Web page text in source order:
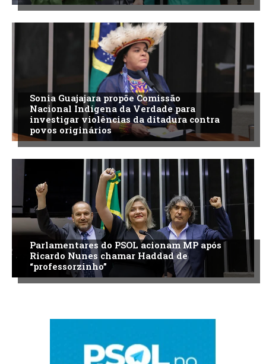
Sonia Guajajara propõe Comissão
Nacional Indígena da Verdade para
investigar violências da ditadura contra
povos originários
Parlamentares do PSOL acionam MP após
Ricardo Nunes chamar Haddad de
“professorzinho”